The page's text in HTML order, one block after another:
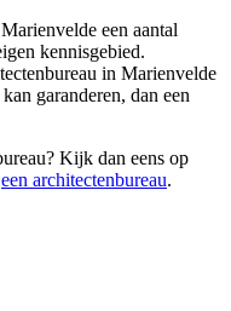
een aantal
kennisgebied.
in Marienvelde
garanderen, dan een
Kijk dan eens op
een architectenbureau.